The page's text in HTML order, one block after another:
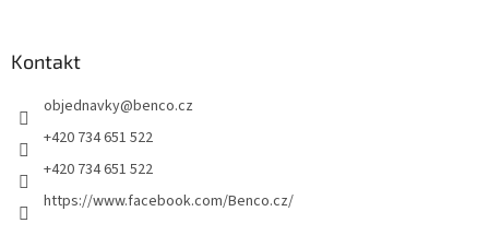
Kontakt
objednavky@benco.cz
+420 734 651 522
+420 734 651 522
https://www.facebook.com/Benco.cz/